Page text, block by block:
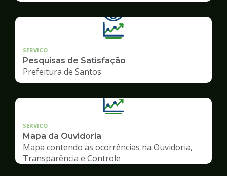
SERVICO
Pesquisas de Satisfação
Prefeitura de Santos
SERVICO
Mapa da Ouvidoria
Mapa contendo as ocorrências na Ouvidoria,
Transparência e Controle